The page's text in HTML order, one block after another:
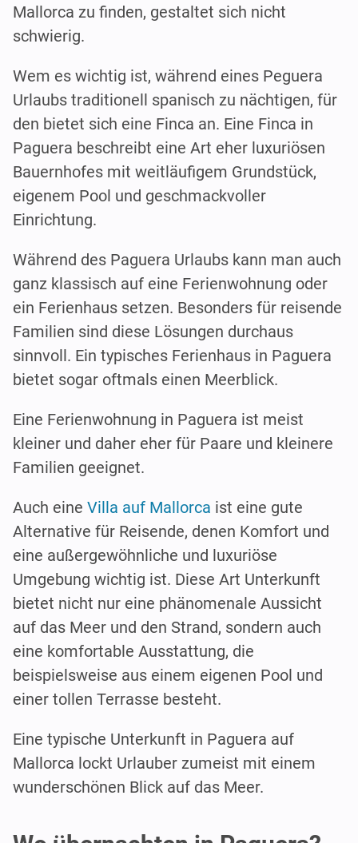
Mallorca zu finden, gestaltet sich nicht
schwierig.
Wem es wichtig ist, während eines Peguera
Urlaubs traditionell spanisch zu nächtigen, für
den bietet sich eine Finca an. Eine Finca in
Paguera beschreibt eine Art eher luxuriösen
Bauernhofes mit weitläufigem Grundstück,
eigenem Pool und geschmackvoller
Einrichtung.
Während des Paguera Urlaubs kann man auch
ganz klassisch auf eine Ferienwohnung oder
ein Ferienhaus setzen. Besonders für reisende
Familien sind diese Lösungen durchaus
sinnvoll. Ein typisches Ferienhaus in Paguera
bietet sogar oftmals einen Meerblick.
Eine Ferienwohnung in Paguera ist meist
kleiner und daher eher für Paare und kleinere
Familien geeignet.
Auch eine Villa auf Mallorca ist eine gute
Alternative für Reisende, denen Komfort und
eine außergewöhnliche und luxuriöse
Umgebung wichtig ist. Diese Art Unterkunft
bietet nicht nur eine phänomenale Aussicht
auf das Meer und den Strand, sondern auch
eine komfortable Ausstattung, die
beispielsweise aus einem eigenen Pool und
einer tollen Terrasse besteht.
Eine typische Unterkunft in Paguera auf
Mallorca lockt Urlauber zumeist mit einem
wunderschönen Blick auf das Meer.